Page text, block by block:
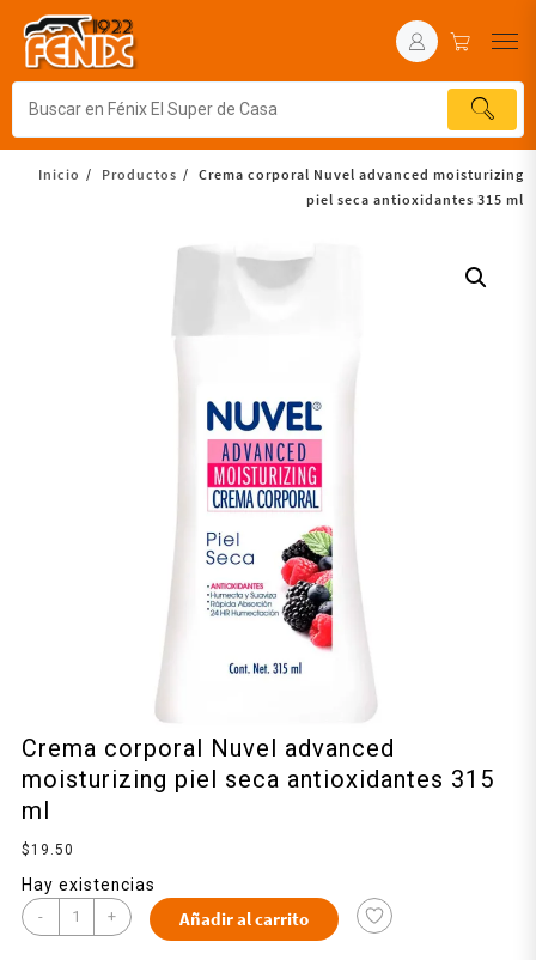
Inicio Productos
Crema corporal Nuvel advanced moisturizing
piel seca antioxidantes 315 ml
Crema corporal Nuvel advanced
moisturizing piel seca antioxidantes 315
ml
$ 19.50
Hay existencias
- + Añadir al carrito